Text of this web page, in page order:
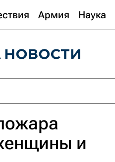
Армия Наука
и